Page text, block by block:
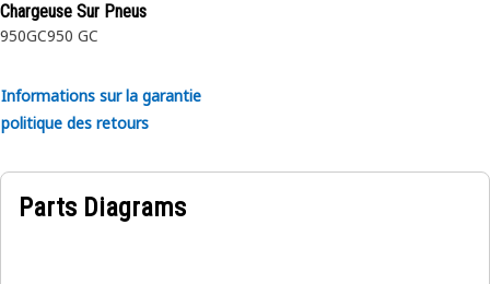
Chargeuse Sur Pneus
950GC950 GC
Informations sur la garantie
politique des retours
Parts Diagrams